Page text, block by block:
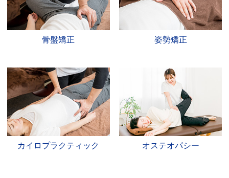
骨盤矯正 姿勢矯正
カイロプラクティック オステオパシー